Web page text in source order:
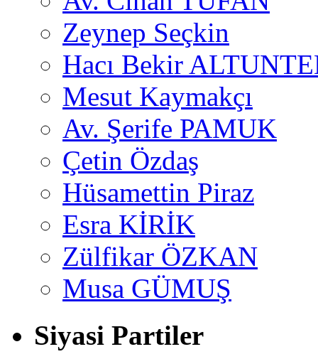
Zeynep Seçkin
Hacı Bekir
Mesut Kaymakçı
Av. Şerife PAMUK
Çetin Özdaş
Hüsamettin Piraz
Esra KİRİK
Zülfikar ÖZKAN
Musa GÜMUŞ
Siyasi Partiler